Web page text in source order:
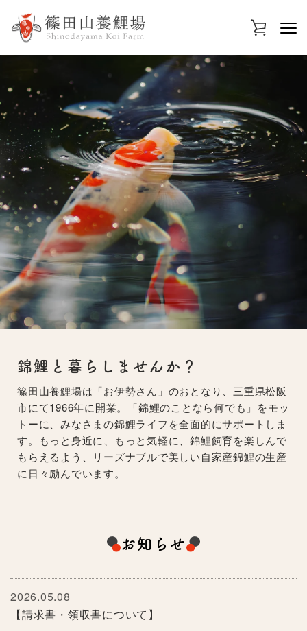
錦鯉と暮らしませんか？
篠田山養鯉場は「お伊勢さん」のおとなり、三重県松阪
市にて1966年に開業。「錦鯉のことなら何でも」をモッ
トーに、みなさまの錦鯉ライフを全面的にサポートしま
す。もっと身近に、もっと気軽に、錦鯉飼育を楽しんで
もらえるよう、リーズナブルで美しい自家産錦鯉の生産
に日々励んでいます。
お知らせ
2026.05.08
【請求書・領収書について】